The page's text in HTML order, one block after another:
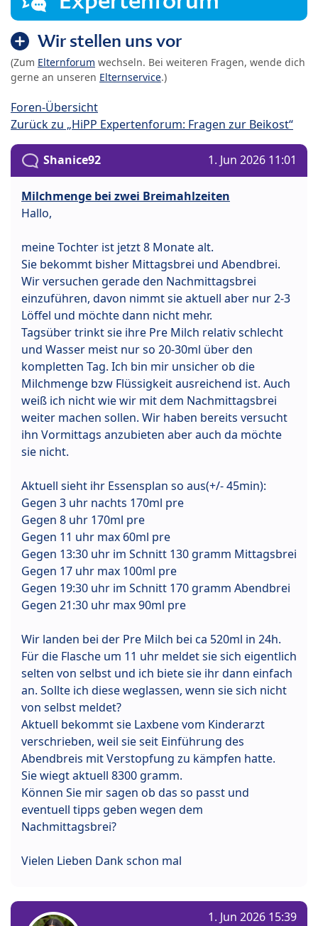
Wir stellen uns vor
(Zum Elternforum wechseln. Bei weiteren Fragen, wende dich
gerne an unseren Elternservice.)
Foren-Übersicht
Zurück zu „HiPP Expertenforum: Fragen zur Beikost“
Shanice92 1. Jun 2026 11:01
Milchmenge bei zwei Breimahlzeiten
Hallo,
meine Tochter ist jetzt 8 Monate alt.
Sie bekommt bisher Mittagsbrei und Abendbrei.
Wir versuchen gerade den Nachmittagsbrei
einzuführen, davon nimmt sie aktuell aber nur 2-3
Löffel und möchte dann nicht mehr.
Tagsüber trinkt sie ihre Pre Milch relativ schlecht
und Wasser meist nur so 20-30ml über den
kompletten Tag. Ich bin mir unsicher ob die
Milchmenge bzw Flüssigkeit ausreichend ist. Auch
weiß ich nicht wie wir mit dem Nachmittagsbrei
weiter machen sollen. Wir haben bereits versucht
ihn Vormittags anzubieten aber auch da möchte
sie nicht.
Aktuell sieht ihr Essensplan so aus(+/- 45min):
Gegen 3 uhr nachts 170ml pre
Gegen 8 uhr 170ml pre
Gegen 11 uhr max 60ml pre
Gegen 13:30 uhr im Schnitt 130 gramm Mittagsbrei
Gegen 17 uhr max 100ml pre
Gegen 19:30 uhr im Schnitt 170 gramm Abendbrei
Gegen 21:30 uhr max 90ml pre
Wir landen bei der Pre Milch bei ca 520ml in 24h.
Für die Flasche um 11 uhr meldet sie sich eigentlich
selten von selbst und ich biete sie ihr dann einfach
an. Sollte ich diese weglassen, wenn sie sich nicht
von selbst meldet?
Aktuell bekommt sie Laxbene vom Kinderarzt
verschrieben, weil sie seit Einführung des
Abendbreis mit Verstopfung zu kämpfen hatte.
Sie wiegt aktuell 8300 gramm.
Können Sie mir sagen ob das so passt und
eventuell tipps geben wegen dem
Nachmittagsbrei?
Vielen Lieben Dank schon mal
1. Jun 2026 15:39